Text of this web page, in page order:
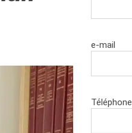
e-mail
Téléphone